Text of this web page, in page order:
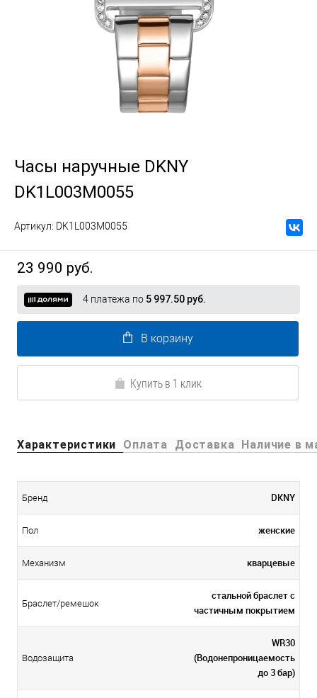
Часы наручные DKNY
DK1L003M0055
Артикул: DK1L003M0055
23 990 руб.
4 платежа по 5 997.50 руб.
В корзину
Купить в 1 клик
Характеристики Оплата Доставка Наличие в
Бренд DKNY
Пол женские
Механизм кварцевые
Браслет/ремешок
стальной браслет с
частичным покрытием
Водозащита
WR30
(Водонепроницаемость
до 3 бар)